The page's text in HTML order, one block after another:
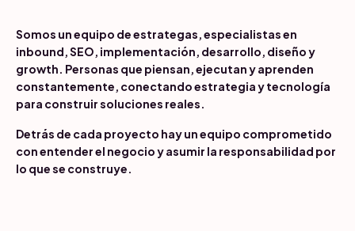
Somos un equipo de estrategas, especialistas en
inbound, SEO, implementación, desarrollo, diseño y
growth. Personas que piensan, ejecutan y aprenden
constantemente, conectando estrategia y tecnología
para construir soluciones reales.
Detrás de cada proyecto hay un equipo comprometido
con entender el negocio y asumir la responsabilidad por
lo que se construye.